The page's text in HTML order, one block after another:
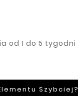
od 1 do 5 tygodni
Szybciej?